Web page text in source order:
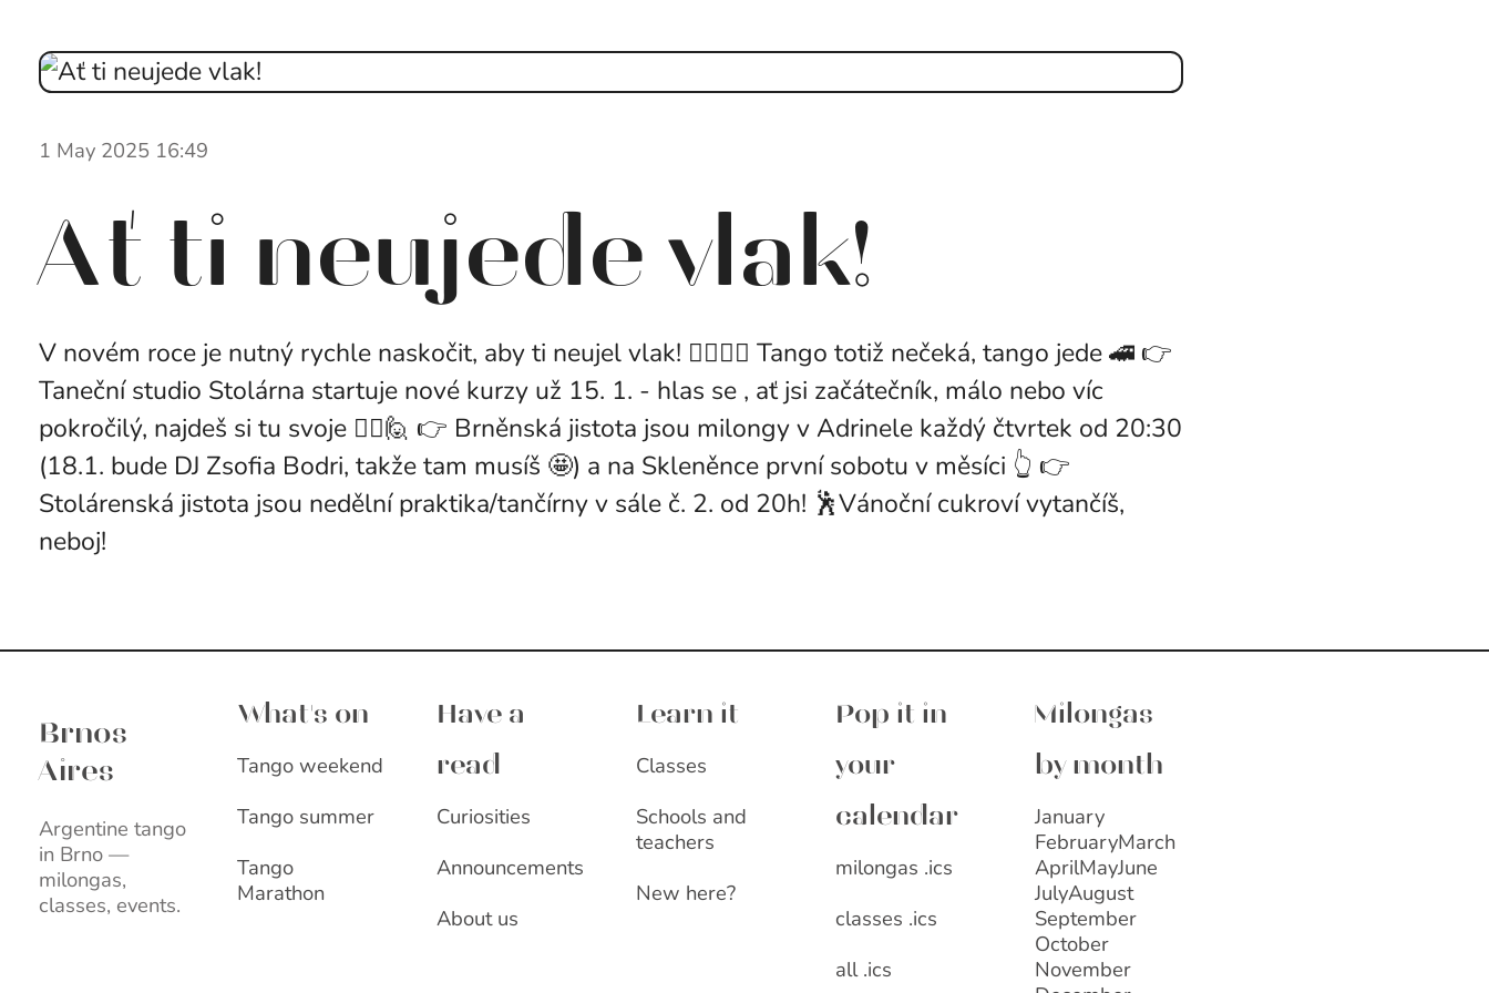
1 May 2025 16:49
Ať ti neujede vlak!
V novém roce je nutný rychle naskočit, aby ti neujel vlak! 🏃‍♂️🏃‍♀️ Tango totiž nečeká, tango jede 🚄 👉
Taneční studio Stolárna startuje nové kurzy už 15. 1. - hlas se , ať jsi začátečník, málo nebo víc
pokročilý, najdeš si tu svoje 🙋‍♀️🙋 👉 Brněnská jistota jsou milongy v Adrinele každý čtvrtek od 20:30
(18.1. bude DJ Zsofia Bodri, takže tam musíš 🤩) a na Skleněnce první sobotu v měsíci 👆 👉
Stolárenská jistota jsou nedělní praktika/tančírny v sále č. 2. od 20h! 🕺Vánoční cukroví vytančíš,
neboj!
Brnos
Aires
Argentine tango
in Brno —
milongas,
classes, events.
What's on
Tango weekend
Tango summer
Tango
Marathon
Have a
read
Curiosities
Announcements
About us
Learn it
Classes
Schools and
teachers
New here?
Pop it in
your
calendar
milongas .ics
classes .ics
all .ics
Milongas
by month
January
FebruaryMarch
AprilMayJune
JulyAugust
September
October
November